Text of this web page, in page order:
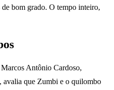
de bom grado. O tempo inteiro,
Antônio Cardoso,
avalia que Zumbi e o quilombo